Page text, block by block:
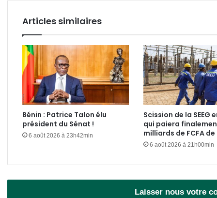
Articles similaires
Bénin : Patrice Talon élu
président du Sénat !
6 août 2026 à 23h42min
Scission de la SEEG
qui paiera
milliards de FCFA
6 août 2026 à 21h00min
Laisser nous votre